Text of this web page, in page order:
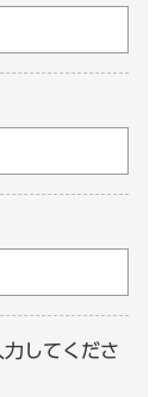
してくださ